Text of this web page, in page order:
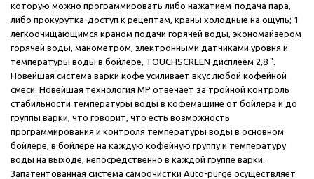
которую можно программировать либо нажатием-подача пара,
либо прокурутка-доступ к рецептам, краны холодные на ощупь; 1
легкоочищающимся краном подачи горячей воды, экономайзером
горячей воды, манометром, электронными датчиками уровня и
температуры воды в бойлере, TOUCHSCREEN дисплеем 2,8 ".
Новейшая система варки кофе усиливает вкус любой кофейной
смеси. Новейшая технология MP отвечает за тройной контроль
стабильности температуры воды в кофемашине от бойлера и до
группы варки, что говорит, что есть возможность
программирования и контроля температуры воды в основном
бойлере, в бойлере на каждую кофейную группу и температуру
воды на выходе, непосредственно в каждой группе варки.
Запатентованная система самоочистки Auto-purge осуществляет